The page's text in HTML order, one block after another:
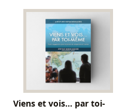
Viens et vois... par toi-